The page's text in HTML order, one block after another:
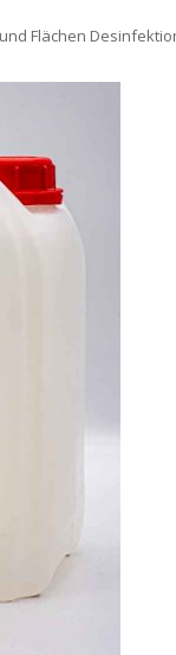
Flächen